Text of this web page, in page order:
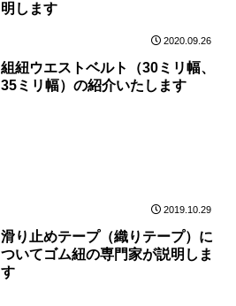
明します
2020.09.26
組紐ウエストベルト（30ミリ幅、
35ミリ幅）の紹介いたします
2019.10.29
滑り止めテープ（織りテープ）に
ついてゴム紐の専門家が説明しま
す